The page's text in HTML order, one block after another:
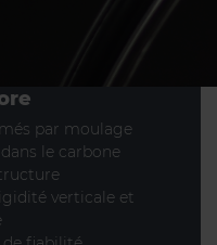
par moulage
le carbone
verticale et